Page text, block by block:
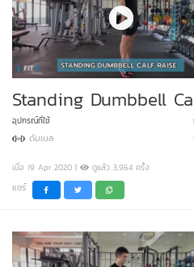
Standing Dumbbell
อุปกรณ์ที่ใช้
ดัมเบล
เมื่อ 19 Apr 2020 | ดูแล้ว 3,964 ครั้ง
แชร์